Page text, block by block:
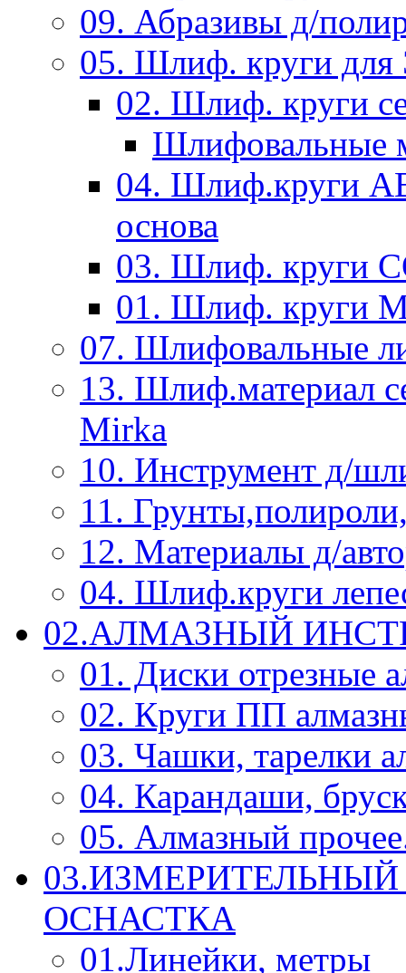
09. Абразивы д/
05. Шлиф. круги
02. Шлиф. круги
Шлифовальные
04. Шлиф.круги
основа
03. Шлиф. круги
01. Шлиф. круги
07. Шлифовальные
13. Шлиф.материал
Mirka
10. Инструмент д/
11.
12. Материалы д/
04. Шлиф.круги
02.АЛМАЗНЫЙ
01. Диски отрезные
02. Круги ПП
03. Чашки, тарелки
04. Карандаши,
05. Алмазный
ОСНАСТКА
01.Линейки, метры